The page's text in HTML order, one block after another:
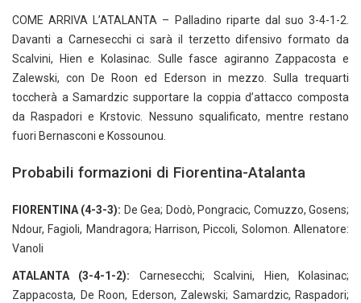
COME ARRIVA L’ATALANTA – Palladino riparte dal suo 3-4-1-2.
Davanti a Carnesecchi ci sarà il terzetto difensivo formato da
Scalvini, Hien e Kolasinac. Sulle fasce agiranno Zappacosta e
Zalewski, con De Roon ed Ederson in mezzo. Sulla trequarti
toccherà a Samardzic supportare la coppia d’attacco composta
da Raspadori e Krstovic. Nessuno squalificato, mentre restano
fuori Bernasconi e Kossounou.
Probabili formazioni di Fiorentina-Atalanta
FIORENTINA (4-3-3): De Gea; Dodò, Pongracic, Comuzzo, Gosens;
Ndour, Fagioli, Mandragora; Harrison, Piccoli, Solomon. Allenatore:
Vanoli
ATALANTA (3-4-1-2): Carnesecchi; Scalvini, Hien, Kolasinac;
Zappacosta, De Roon, Ederson, Zalewski; Samardzic, Raspadori;